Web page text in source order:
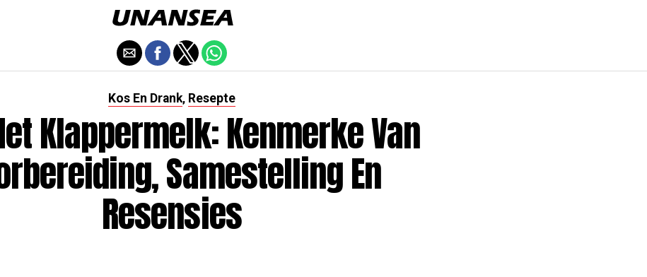
Kos En Drank, Resepte
Klappermelk: Kenmerke Van
Samestelling En
Resensies